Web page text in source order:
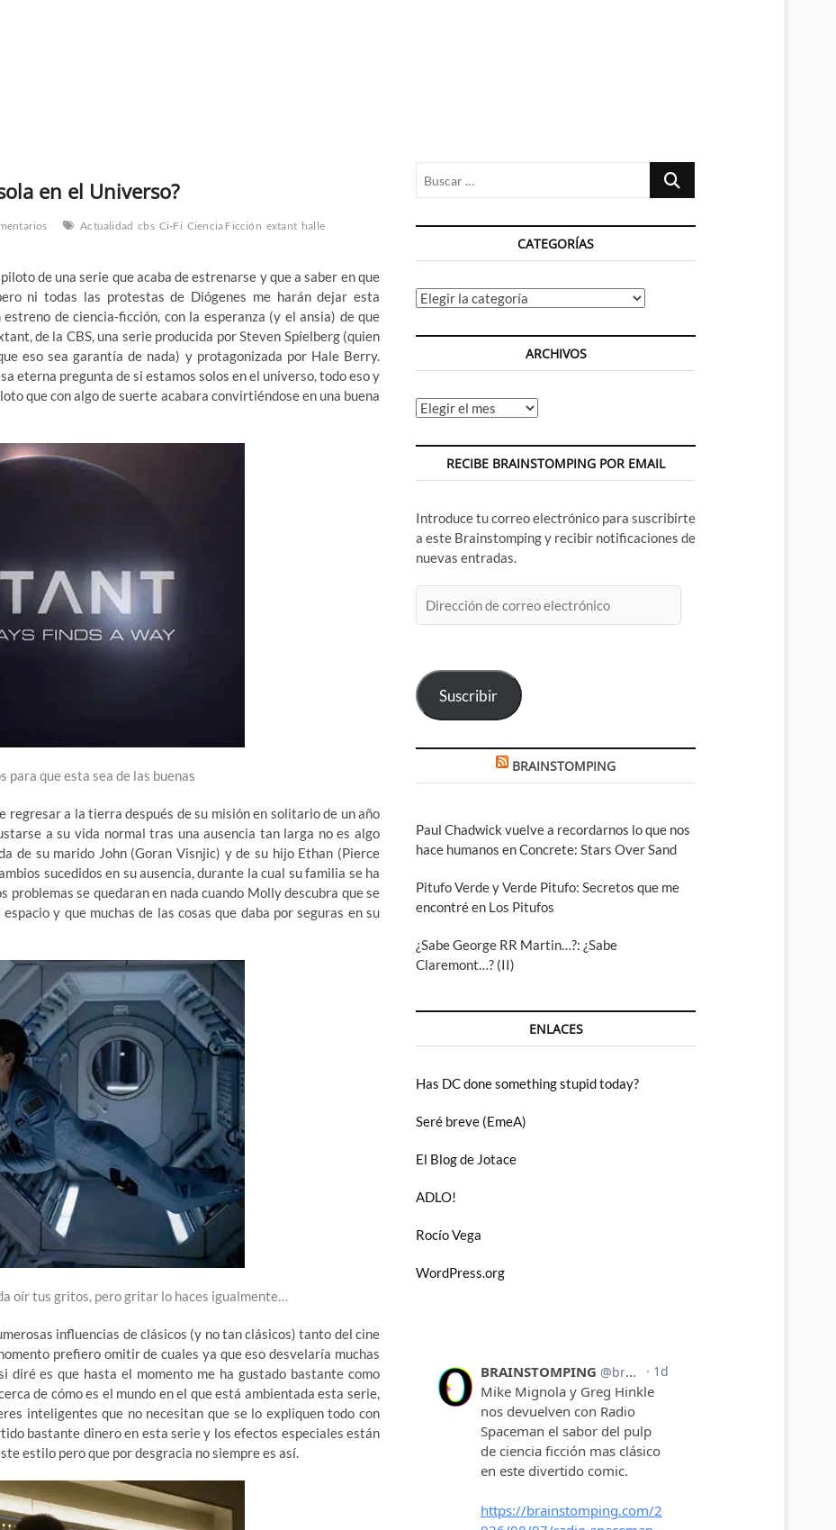
en el Universo?
Actualidad cbs Ci-Fi Ciencia Ficción extant halle
de una serie que acaba de estrenarse y que a saber en que
ni todas las protestas de Diógenes me harán dejar esta
de ciencia-ficción, con la esperanza (y el ansia) de que
de la CBS, una serie producida por Steven Spielberg (quien
eso sea garantía de nada) y protagonizada por Hale Berry.
eterna pregunta de si estamos solos en el universo, todo eso y
que con algo de suerte acabara convirtiéndose en una buena
para que esta sea de las buenas
a la tierra después de su misión en solitario de un año
a su vida normal tras una ausencia tan larga no es algo
de su marido John (Goran Visnjic) y de su hijo Ethan (Pierce
sucedidos en su ausencia, durante la cual su familia se ha
problemas se quedaran en nada cuando Molly descubra que se
y que muchas de las cosas que daba por seguras en su
oír tus gritos, pero gritar lo haces igualmente…
influencias de clásicos (y no tan clásicos) tanto del cine
prefiero omitir de cuales ya que eso desvelaría muchas
diré es que hasta el momento me ha gustado bastante como
de cómo es el mundo en el que está ambientada esta serie,
inteligentes que no necesitan que se lo expliquen todo con
bastante dinero en esta serie y los efectos especiales están
estilo pero que por desgracia no siempre es así.
Buscar
CATEGORÍAS
Categorías
ARCHIVOS
Archivos
RECIBE BRAINSTOMPING POR EMAIL
Introduce tu correo electrónico para suscribirte
a este Brainstomping y recibir notificaciones de
nuevas entradas.
de
Suscribir
BRAINSTOMPING
Paul Chadwick vuelve a recordarnos lo que nos
hace humanos en Concrete: Stars Over Sand
Pitufo Verde y Verde Pitufo: Secretos que me
encontré en Los Pitufos
¿Sabe George RR Martin…?: ¿Sabe
Claremont…? (II)
ENLACES
Has DC done something stupid today?
Seré breve (EmeA)
El Blog de Jotace
ADLO!
Rocío Vega
WordPress.org